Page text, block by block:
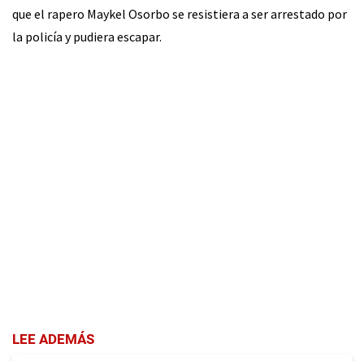
que el rapero Maykel Osorbo se resistiera a ser arrestado por
la policía y pudiera escapar.
LEE ADEMÁS